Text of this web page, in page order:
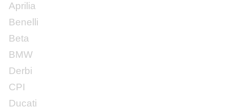
Aprilia
Benelli
Beta
BMW
Derbi
CPI
Ducati